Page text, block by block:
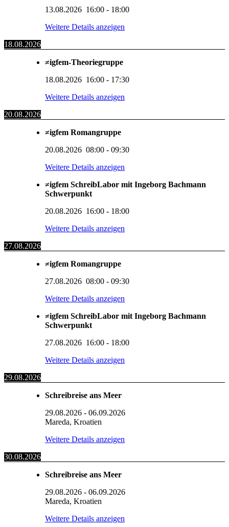
13.08.2026 16:00 - 18:00
Weitere Details anzeigen
18.08.2026
≠igfem-Theoriegruppe
18.08.2026 16:00 - 17:30
Weitere Details anzeigen
20.08.2026
≠igfem Romangruppe
20.08.2026 08:00 - 09:30
Weitere Details anzeigen
≠igfem SchreibLabor mit Ingeborg Bachmann
Schwerpunkt
20.08.2026 16:00 - 18:00
Weitere Details anzeigen
27.08.2026
≠igfem Romangruppe
27.08.2026 08:00 - 09:30
Weitere Details anzeigen
≠igfem SchreibLabor mit Ingeborg Bachmann
Schwerpunkt
27.08.2026 16:00 - 18:00
Weitere Details anzeigen
29.08.2026
Schreibreise ans Meer
29.08.2026 - 06.09.2026
Mareda, Kroatien
Weitere Details anzeigen
30.08.2026
Schreibreise ans Meer
29.08.2026 - 06.09.2026
Mareda, Kroatien
Weitere Details anzeigen